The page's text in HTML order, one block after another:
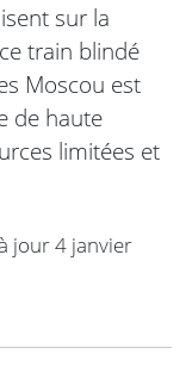
sur la
train blindé
Moscou est
de haute
limitées et
jour4 janvier